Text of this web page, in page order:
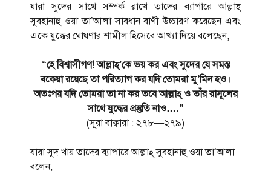
যারা সুদের সাথে সম্পর্ক রাখে তাদের ব্যাপারে আল্লাহ্
সুবহানাহু ওয়া তা’আলা সাবধান বাণী উচ্চারণ করেছেন এবং
একে যুদ্ধের ঘোষণার শামীল হিসেবে আখ্যা দিয়ে বলেছেন,
“হে বিশ্বাসীগণ! আল্লাহ্’কে ভয় কর এবং সুদের যে সমস্ত
বকেয়া রয়েছে তা পরিত্যাগ কর যদি তোমরা মু’মিন হও।
অতঃপর যদি তোমরা তা না কর তবে আল্লাহ্ ও তাঁর রাসূলের
সাথে যুদ্ধের প্রস্তুতি নাও….”
(সূরা বাক্বারা : ২৭৮—২৭৯)
যারা সুদ খায় তাদের ব্যাপারে আল্লাহ্ সুবহানাহু ওয়া তা’আলা
বলেন,